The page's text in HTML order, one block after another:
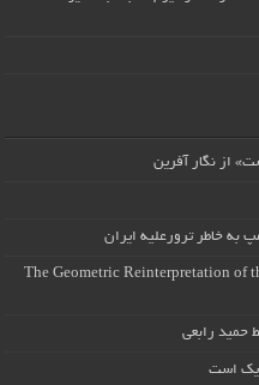
از نگار آفرین
به خاطر ترورعلیه ایران
The Geometric Reinterpretation of
حمید رابعی
است